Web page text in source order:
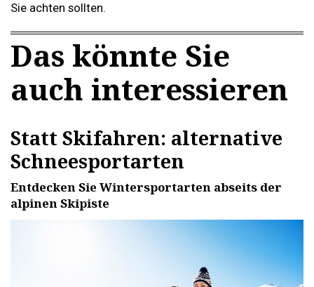
Sie achten sollten.
Das könnte Sie
auch interessieren
Statt Skifahren: alternative
Schneesportarten
Entdecken Sie Wintersportarten abseits der
alpinen Skipiste